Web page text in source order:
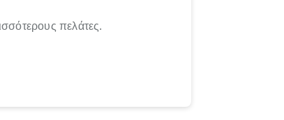
πελάτες.